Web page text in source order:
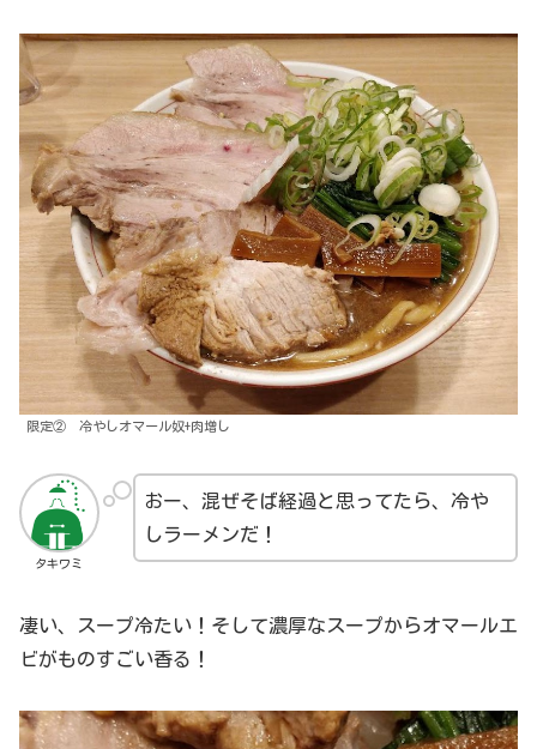
限定② 冷やしオマール奴+肉増し
タキワミ
おー、混ぜそば経過と思ってたら、冷や
しラーメンだ！
凄い、スープ冷たい！そして濃厚なスープからオマールエ
ビがものすごい香る！